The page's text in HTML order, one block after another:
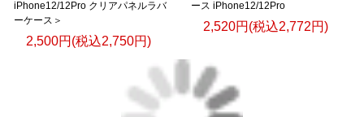
iPhone12/12Pro クリアパネルラバ
ーケース＞
2,500円(税込2,750円)
ース iPhone12/12Pro
2,520円(税込2,772円)